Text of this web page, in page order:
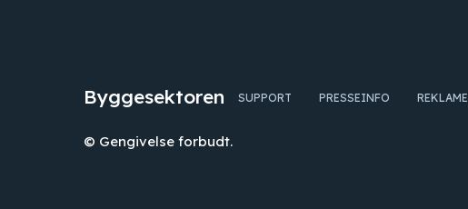
Byggesektoren SUPPORT PRESSEINFO REKLAME
© Gengivelse forbudt.